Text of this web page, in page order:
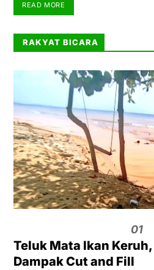
READ MORE
RAKYAT BICARA
01
Teluk Mata Ikan
Dampak Cut and Fill